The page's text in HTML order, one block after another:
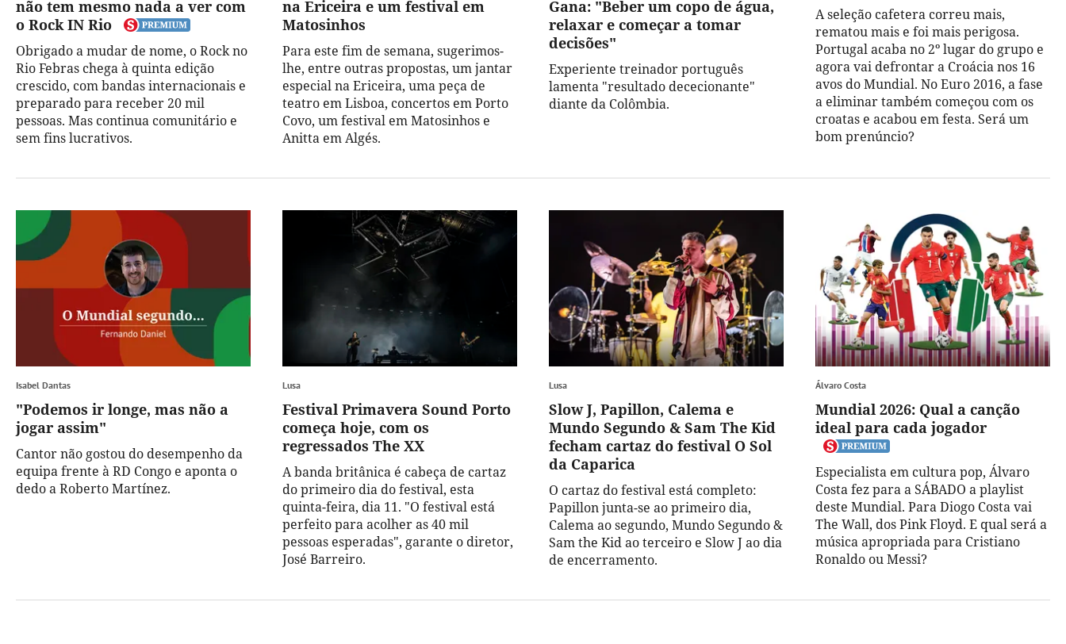
não tem mesmo nada a ver com
o Rock IN Rio
Obrigado a mudar de nome, o Rock no
Rio Febras chega à quinta edição
crescido, com bandas internacionais e
preparado para receber 20 mil
pessoas. Mas continua comunitário e
sem fins lucrativos.
na Ericeira e um festival em
Matosinhos
Para este fim de semana, sugerimos-
lhe, entre outras propostas, um jantar
especial na Ericeira, uma peça de
teatro em Lisboa, concertos em Porto
Covo, um festival em Matosinhos e
Anitta em Algés.
Gana: "Beber um copo de água,
relaxar e começar a tomar
decisões"
Experiente treinador português
lamenta "resultado dececionante"
diante da Colômbia.
A seleção cafetera correu mais,
rematou mais e foi mais perigosa.
Portugal acaba no 2º lugar do grupo e
agora vai defrontar a Croácia nos 16
avos do Mundial. No Euro 2016, a fase
a eliminar também começou com os
croatas e acabou em festa. Será um
bom prenúncio?
Isabel Dantas
"Podemos ir longe, mas não a
jogar assim"
Cantor não gostou do desempenho da
equipa frente à RD Congo e aponta o
dedo a Roberto Martínez.
Lusa
Festival Primavera Sound Porto
começa hoje, com os
regressados The XX
A banda britânica é cabeça de cartaz
do primeiro dia do festival, esta
quinta-feira, dia 11. "O festival está
perfeito para acolher as 40 mil
pessoas esperadas", garante o diretor,
José Barreiro.
Lusa
Slow J, Papillon, Calema e
Mundo Segundo & Sam The Kid
fecham cartaz do festival O Sol
da Caparica
O cartaz do festival está completo:
Papillon junta-se ao primeiro dia,
Calema ao segundo, Mundo Segundo &
Sam the Kid ao terceiro e Slow J ao dia
de encerramento.
Álvaro Costa
Mundial 2026: Qual a canção
ideal para cada jogador
Especialista em cultura pop, Álvaro
Costa fez para a SÁBADO a playlist
deste Mundial. Para Diogo Costa vai
The Wall, dos Pink Floyd. E qual será a
música apropriada para Cristiano
Ronaldo ou Messi?